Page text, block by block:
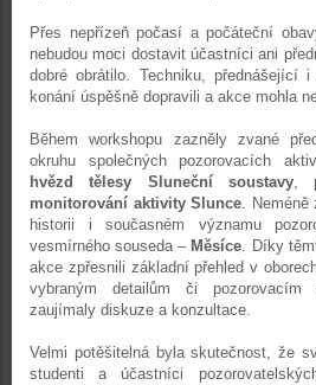
Přes nepřízeň počasí a počáteční
nebudou moci dostavit účastníci ani
dobré obrátilo. Techniku,
konání úspěšně dopravili a akce mohla
Během workshopu zazněly zvané
okruhu společných pozorovacích
hvězd tělesy Sluneční soustavy,
monitorování aktivity Slunce. Neméně
historii i současném významu
vesmírného souseda – Měsíce. Díky
akce zpřesnili základní přehled v
vybraným detailům či pozorovacím
zaujímaly diskuze a konzultace.
Velmi potěšitelná byla skutečnost, že
studenti a účastníci